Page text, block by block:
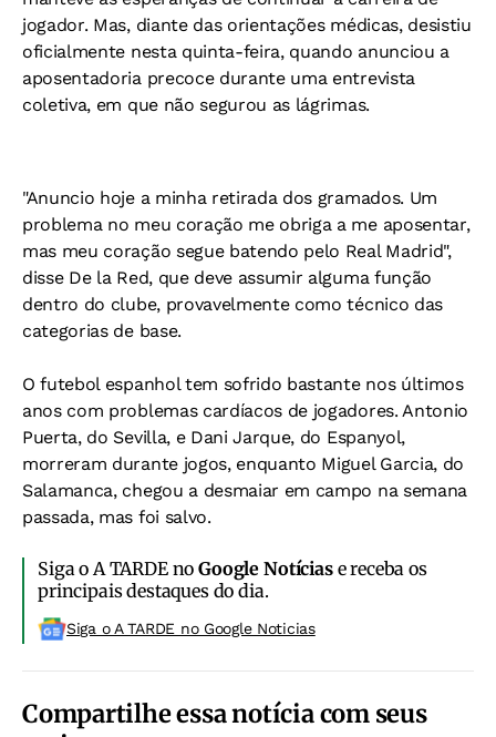
jogador. Mas, diante das orientações médicas, desistiu
oficialmente nesta quinta-feira, quando anunciou a
aposentadoria precoce durante uma entrevista
coletiva, em que não segurou as lágrimas.
"Anuncio hoje a minha retirada dos gramados. Um
problema no meu coração me obriga a me aposentar,
mas meu coração segue batendo pelo Real Madrid",
disse De la Red, que deve assumir alguma função
dentro do clube, provavelmente como técnico das
categorias de base.
O futebol espanhol tem sofrido bastante nos últimos
anos com problemas cardíacos de jogadores. Antonio
Puerta, do Sevilla, e Dani Jarque, do Espanyol,
morreram durante jogos, enquanto Miguel Garcia, do
Salamanca, chegou a desmaiar em campo na semana
passada, mas foi salvo.
Siga o A TARDE noGoogle Notíciase receba os
principais destaques do dia.
Siga o A TARDE no Google Noticias
Compartilhe essa notícia com seus